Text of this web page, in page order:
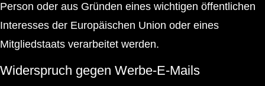
Person oder aus Gründen eines wichtigen öffentlichen
Interesses der Europäischen Union oder eines
Mitgliedstaats verarbeitet werden.
Widerspruch gegen Werbe-E-Mails